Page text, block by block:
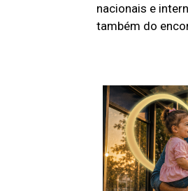
nacionais e
também do